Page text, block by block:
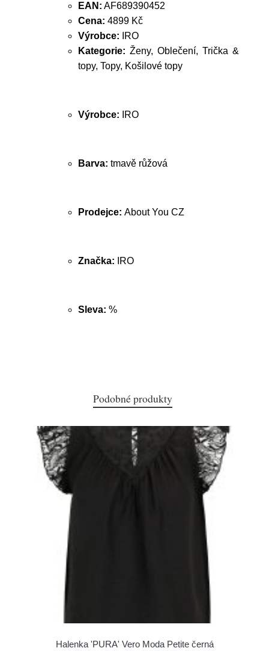
EAN: AF689390452
Cena: 4899 Kč
Výrobce: IRO
Kategorie: Ženy, Oblečení, Trička &
topy, Topy, Košilové topy
Výrobce: IRO
Barva: tmavě růžová
Prodejce: About You CZ
Značka: IRO
Sleva: %
Podobné produkty
Halenka 'PURA' Vero Moda Petite černá